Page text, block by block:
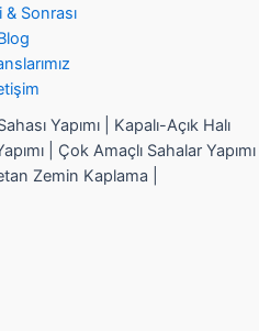
Sonrası
Yapımı | Kapalı-Açık Halı
| Çok Amaçlı Sahalar Yapımı
Zemin Kaplama |